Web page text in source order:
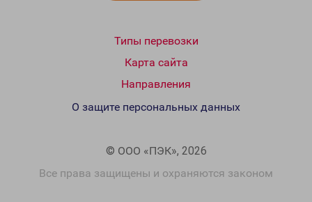
Типы перевозки
Карта сайта
Направления
© ООО «ПЭК», 2026
Все права защищены и охраняются законом
О защите персональных данных